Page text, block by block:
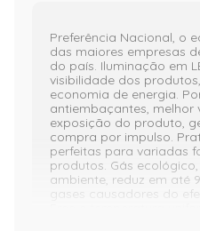
Preferência Nacional, o
das maiores empresas
do país. Iluminação em
visibilidade dos
economia de energia.
antiembaçantes, melhor
exposição do produto,
compra por impulso.
perfeitas para variadas
produtos. Gás
ambiente, reduz em até
gases causadores do
eletrônico digital